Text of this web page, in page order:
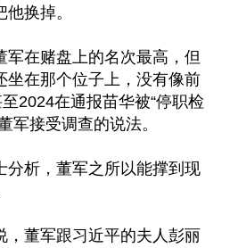
换掉。
军在赌盘上的名次最高，但
坐在那个位子上，没有像前
2024在通报苗华被“停职检
军接受调查的说法。
分析，董军之所以能撑到现
，董军跟习近平的夫人彭丽